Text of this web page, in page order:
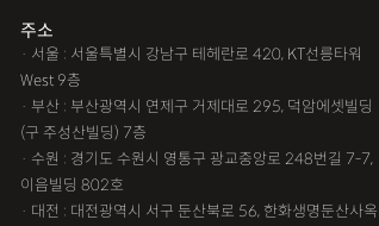
주소
· 서울 : 서울특별시 강남구 테헤란로 420, KT선릉타워
West 9층
· 부산 : 부산광역시 연제구 거제대로 295, 덕암에셋빌딩
(구 주성산빌딩) 7층
· 수원 : 경기도 수원시 영통구 광교중앙로 248번길 7-7,
이음빌딩 802호
· 대전 : 대전광역시 서구 둔산북로 56, 한화생명둔산사옥